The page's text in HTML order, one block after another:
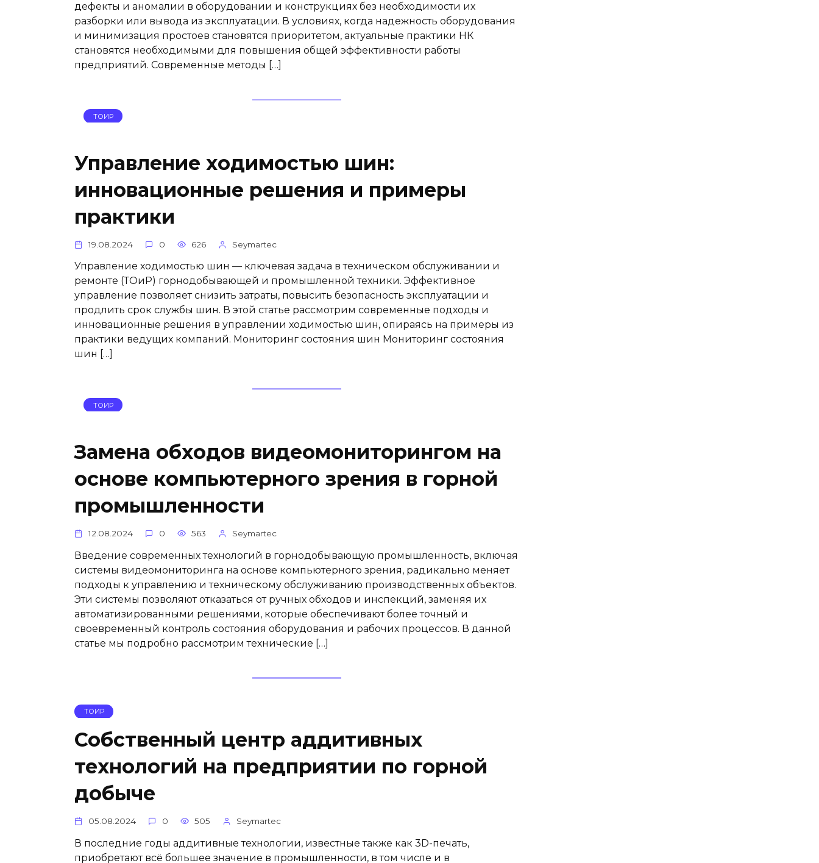
дефекты и аномалии в оборудовании и конструкциях без необходимости их
разборки или вывода из эксплуатации. В условиях, когда надежность оборудования
и минимизация простоев становятся приоритетом, актуальные практики НК
становятся необходимыми для повышения общей эффективности работы
предприятий. Современные методы […]
ТОИР
Управление ходимостью шин:
инновационные решения и примеры
практики
19.08.2024 0 626 Seymartec
Управление ходимостью шин — ключевая задача в техническом обслуживании и
ремонте (ТОиР) горнодобывающей и промышленной техники. Эффективное
управление позволяет снизить затраты, повысить безопасность эксплуатации и
продлить срок службы шин. В этой статье рассмотрим современные подходы и
инновационные решения в управлении ходимостью шин, опираясь на примеры из
практики ведущих компаний. Мониторинг состояния шин Мониторинг состояния
шин […]
ТОИР
Замена обходов видеомониторингом на
основе компьютерного зрения в горной
промышленности
12.08.2024 0 563 Seymartec
Введение современных технологий в горнодобывающую промышленность, включая
системы видеомониторинга на основе компьютерного зрения, радикально меняет
подходы к управлению и техническому обслуживанию производственных объектов.
Эти системы позволяют отказаться от ручных обходов и инспекций, заменяя их
автоматизированными решениями, которые обеспечивают более точный и
своевременный контроль состояния оборудования и рабочих процессов. В данной
статье мы подробно рассмотрим технические […]
ТОИР
Собственный центр аддитивных
технологий на предприятии по горной
добыче
05.08.2024 0 505 Seymartec
В последние годы аддитивные технологии, известные также как 3D-печать,
приобретают всё большее значение в промышленности, в том числе и в